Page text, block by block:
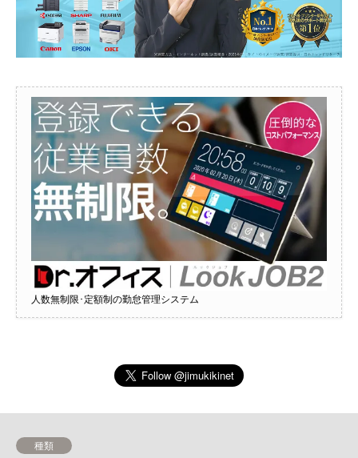
人数無制限･定額制の勤怠管理システム
種類